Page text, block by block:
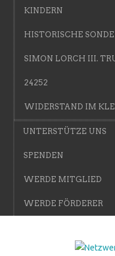
KINDERN
HISTORISCHE
SIMON LORCH III.
24252
WIDERSTAND IM
UNTERSTÜTZE UNS
SPENDEN
WERDE MITGLIED
WERDE FÖRDERER